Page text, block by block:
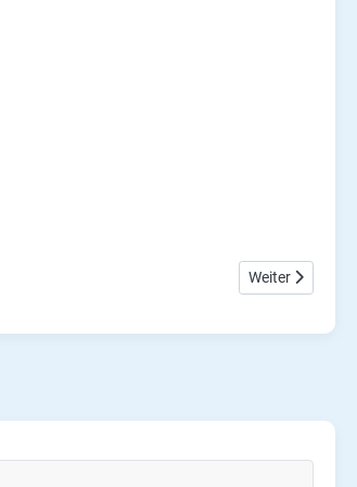
Nächster
Weiter